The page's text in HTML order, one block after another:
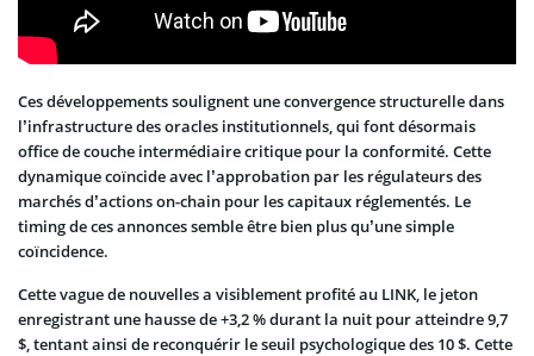
Ces développements soulignent une convergence structurelle dans
l’infrastructure des oracles institutionnels, qui font désormais
office de couche intermédiaire critique pour la conformité. Cette
dynamique coïncide avec l’approbation par les régulateurs des
marchés d’actions on-chain pour les capitaux réglementés. Le
timing de ces annonces semble être bien plus qu’une simple
coïncidence.
Cette vague de nouvelles a visiblement profité au LINK, le jeton
enregistrant une hausse de +3,2 % durant la nuit pour atteindre 9,7
$, tentant ainsi de reconquérir le seuil psychologique des 10 $. Cette